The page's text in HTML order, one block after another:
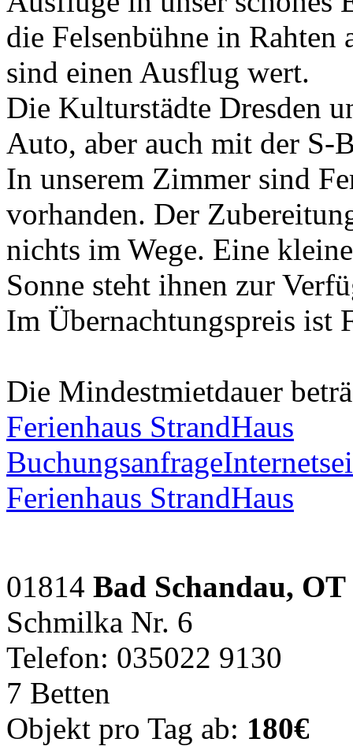
die Felsenbühne in Rahten
sind einen Ausflug wert.
Die Kulturstädte Dresden
Auto, aber auch mit der S-
In unserem Zimmer sind
vorhanden. Der
nichts im Wege. Eine
Sonne steht ihnen zur
Im Übernachtungspreis ist
Die Mindestmietdauer
Ferienhaus StrandHaus
Buchungsanfrage
Ferienhaus StrandHaus
01814 Bad Schandau,
Schmilka Nr. 6
Telefon: 035022 9130
7 Betten
Objekt pro Tag ab: 180€